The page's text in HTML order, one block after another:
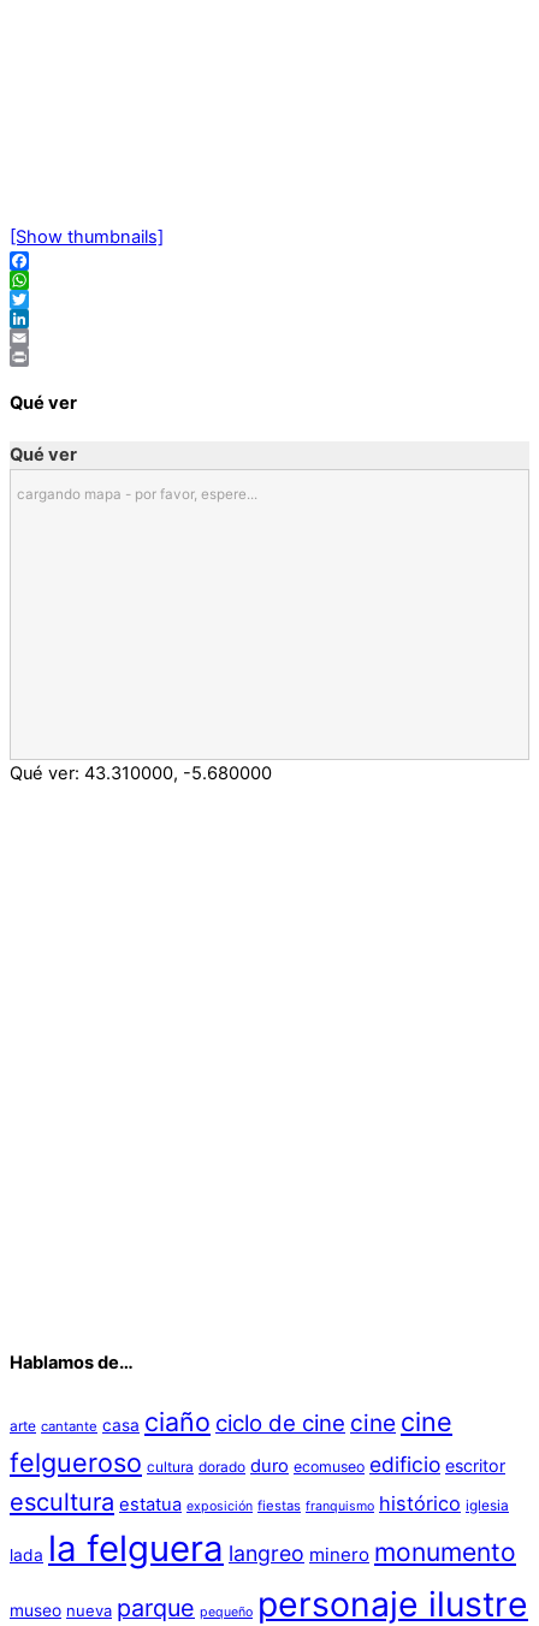
[Show thumbnails]
Facebook
WhatsApp
Twitter
LinkedIn
Email
Qué ver
Qué ver
cargando mapa - por favor, espere...
Qué ver: 43.310000, -5.680000
Hablamos de…
arte cantante casa ciaño ciclo de cine cine cine
felgueroso cultura dorado duro ecomuseo edificio escritor
escultura estatua exposición fiestas franquismo histórico iglesia
lada la felguera langreo minero monumento
museo nueva parque pequeño personaje ilustre